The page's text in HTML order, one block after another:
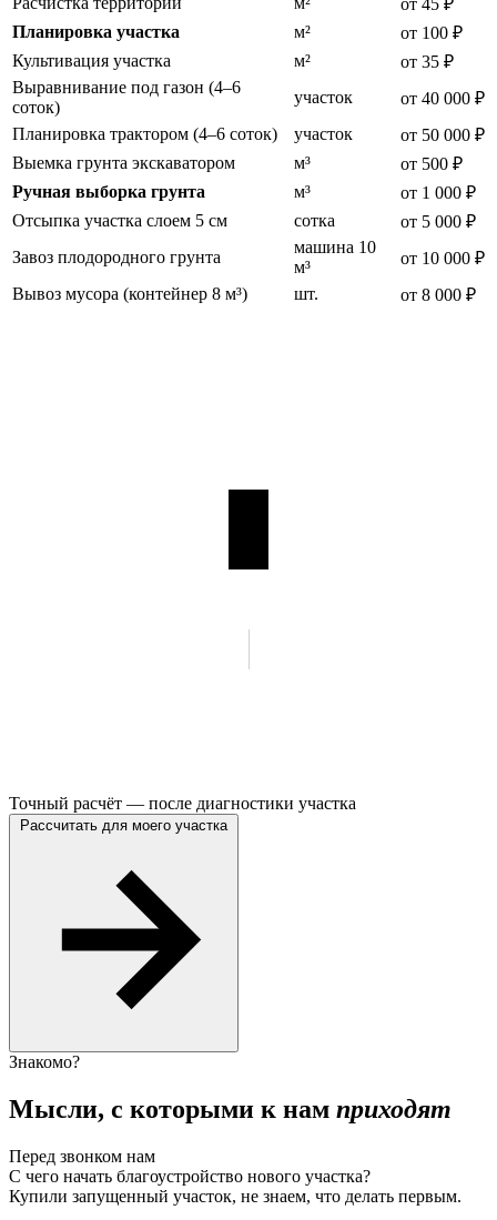
от 45 ₽
Планировка участка
м²
от 100 ₽
Культивация участка
м²
от 35 ₽
Выравнивание под газон (4–6
соток)
участок
от 40 000 ₽
Планировка трактором (4–6 соток)
участок
от 50 000 ₽
Выемка грунта экскаватором
м³
от 500 ₽
Ручная выборка грунта
м³
от 1 000 ₽
Отсыпка участка слоем 5 см
сотка
от 5 000 ₽
Завоз плодородного грунта
машина 10
м³
от 10 000 ₽
Вывоз мусора (контейнер 8 м³)
шт. от 8 000 ₽
Точный расчёт — после диагностики участка
Рассчитать для моего участка
Знакомо?
Мысли, с которыми к нам приходят
Перед звонком нам
С чего начать благоустройство нового участка?
Купили запущенный участок, не знаем, что делать первым.